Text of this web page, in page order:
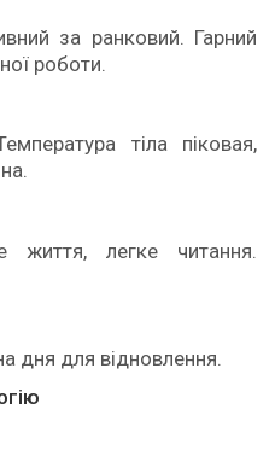
за ранковий. Гарний
роботи.
тіла піковая,
життя, легке читання.
дня для відновлення.